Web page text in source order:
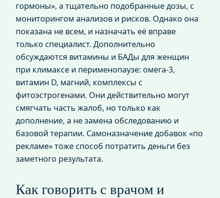
гормоны», а тщательно подобранные дозы, с
мониторингом анализов и рисков. Однако она
показана не всем, и назначать её вправе
только специалист. Дополнительно
обсуждаются витамины и БАДы для женщин
при климаксе и перименопаузе: омега‑3,
витамин D, магний, комплексы с
фитоэстрогенами. Они действительно могут
смягчать часть жалоб, но только как
дополнение, а не замена обследованию и
базовой терапии. Самоназначение добавок «по
рекламе» тоже способ потратить деньги без
заметного результата.
Как говорить с врачом и